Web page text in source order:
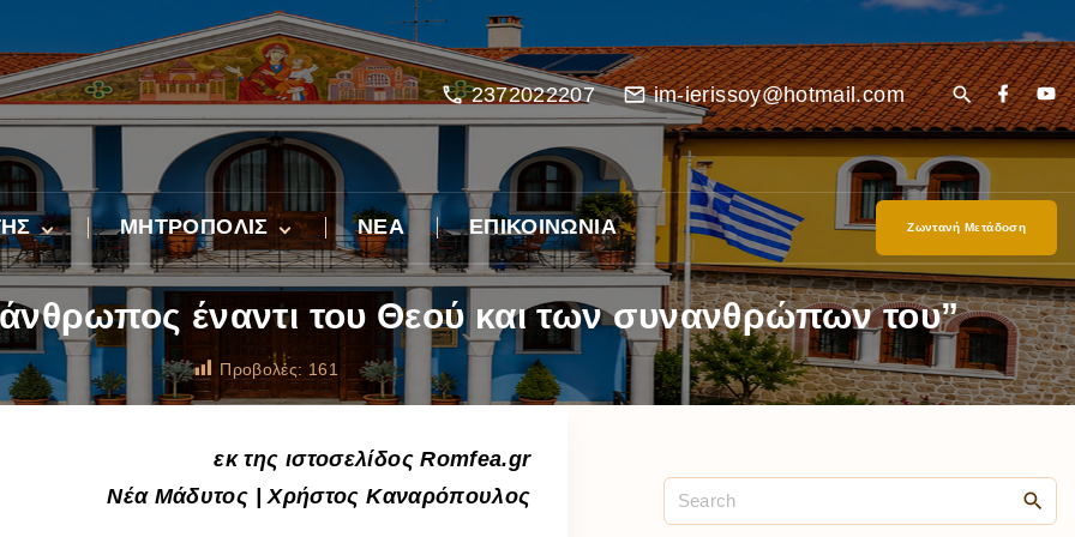
2372022207 im-ierissoy@hotmail.com
ΜΗΤΡΟΠΟΛΙΣ
Ἡ ἱστορία τῆς Ἱερᾶς
Μητροπόλεως
Διοίκηση
Ἱεροί Ναοί – Ἐφημέριοι
Προσκυνήματα
Φιλανθρωπική Διακονία
Πνευματική Διακονία
ΝΕΑ ΕΠΙΚΟΙΝΩΝΙΑ Ζωντανή Μετάδοση
έναντι του Θεού και των συνανθρώπων του”
Προβολές: 161
εκ της ιστοσελίδος Romfea.gr
Νέα Μάδυτος | Χρήστος Καναρόπουλος